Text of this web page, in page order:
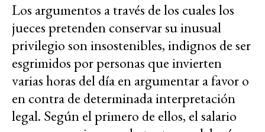
Los argumentos a través de los cuales los
jueces pretenden conservar su inusual
privilegio son insostenibles, indignos de ser
esgrimidos por personas que invierten
varias horas del día en argumentar a favor o
en contra de determinada interpretación
legal. Según el primero de ellos, el salario